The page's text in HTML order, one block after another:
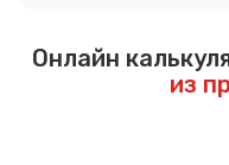
Онлайн
из